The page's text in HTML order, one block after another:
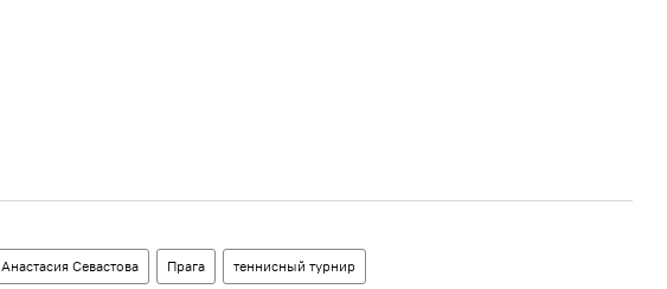
Анастасия Севастова Прага теннисный турнир